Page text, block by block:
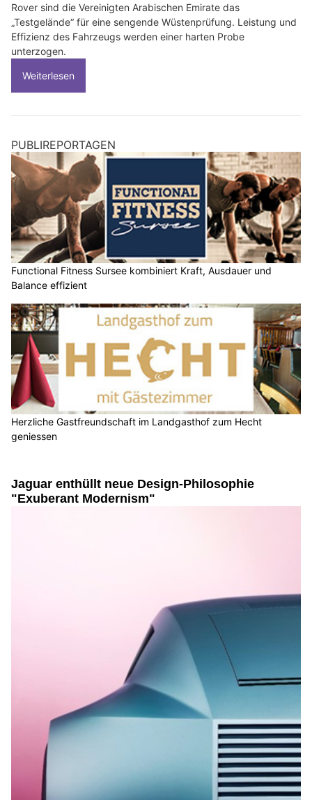
Rover sind die Vereinigten Arabischen Emirate das
„Testgelände“ für eine sengende Wüstenprüfung. Leistung und
Effizienz des Fahrzeugs werden einer harten Probe
unterzogen.
Weiterlesen
PUBLIREPORTAGEN
Functional Fitness Sursee kombiniert Kraft, Ausdauer und
Balance effizient
Herzliche Gastfreundschaft im Landgasthof zum Hecht
geniessen
Jaguar enthüllt neue Design-Philosophie
"Exuberant Modernism"